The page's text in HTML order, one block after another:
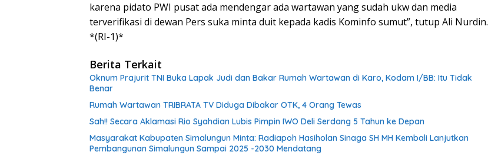
karena pidato PWI pusat ada mendengar ada wartawan yang sudah ukw dan media
terverifikasi di dewan Pers suka minta duit kepada kadis Kominfo sumut”, tutup Ali Nurdin.
*(RI-1)*
Berita Terkait
Oknum Prajurit TNI Buka Lapak Judi dan Bakar Rumah Wartawan di Karo, Kodam I/BB: Itu Tidak
Benar
Rumah Wartawan TRIBRATA TV Diduga Dibakar OTK, 4 Orang Tewas
Sah!! Secara Aklamasi Rio Syahdian Lubis Pimpin IWO Deli Serdang 5 Tahun ke Depan
Masyarakat Kabupaten Simalungun Minta: Radiapoh Hasiholan Sinaga SH MH Kembali Lanjutkan
Pembangunan Simalungun Sampai 2025 -2030 Mendatang